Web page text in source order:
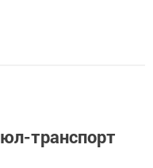
транспорт